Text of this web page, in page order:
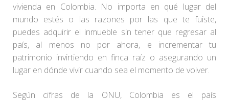
vivienda en Colombia. No importa en qué lugar del
mundo estés o las razones por las que te fuiste,
puedes adquirir el inmueble sin tener que regresar al
país, al menos no por ahora, e incrementar tu
patrimonio invirtiendo en finca raíz o asegurando un
lugar en dónde vivir cuando sea el momento de volver.
Según cifras de la ONU, Colombia es el país